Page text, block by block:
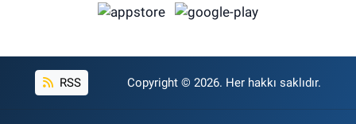
RSS Copyright © 2026. Her hakkı saklıdır.